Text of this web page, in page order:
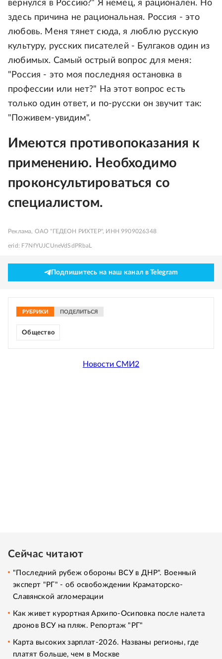
вернулся в Россию?" Я немец, я рационален. Но
здесь причина не рациональная. Россия - это
любовь. Меня тянет сюда, я люблю русскую
культуру, русских писателей - Булгаков один из
любимых. Самый острый вопрос для меня:
"Россия - это моя последняя остановка в
профессии или нет?" На этот вопрос есть
только один ответ, и по-русски он звучит так:
"Поживем-увидим".
Имеются противопоказания к
применению. Необходимо
проконсультироваться со
специалистом.
Реклама, ОАО "ГЕДЕОН РИХТЕР", ИНН 9909026348
erid: F7NfYUJCUneVdSdPRbaL
Подпишитесь на наш канал в Telegram
РУБРИКИ ПОДЕЛИТЬСЯ
Общество
Новости СМИ2
Сейчас читают
"Последний рубеж обороны ВСУ в ДНР". Военный
эксперт "РГ" - об освобождении Краматорско-
Славянской агломерации
Как живет курортная Архипо-Осиповка после налета
дронов ВСУ на пляж. Репортаж "РГ"
Карта высоких зарплат-2026. Названы регионы, где
платят больше, чем в Москве